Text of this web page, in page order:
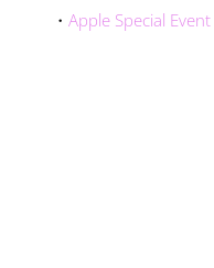
・ Apple Special Event